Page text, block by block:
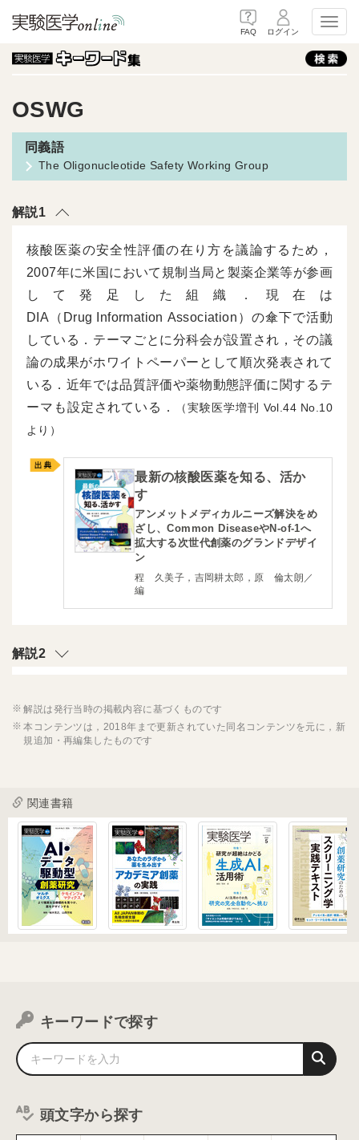
FAQ ログイン
OSWG
The Oligonucleotide Safety Working Group
解説1
核酸医薬の安全性評価の在り方を議論するため，
2007年に米国において規制当局と製薬企業等が参画
して発足した組織．現在は
DIA（Drug Information Association）の傘下で活動
している．テーマごとに分科会が設置され，その議
論の成果がホワイトペーパーとして順次発表されて
いる．近年では品質評価や薬物動態評価に関するテ
ーマも設定されている．
（実験医学増刊 44
10
より）
最新の核酸医薬を知る、活か
す
アンメットメディカルニーズ解決をめ
ざし、Common DiseaseやN-of-1へ
拡大する次世代創薬のグランドデザイ
ン
程 久美子，吉岡耕太郎，原 倫太朗／
編
解説2
解説は発行当時の掲載内容に基づくものです
本コンテンツは，2018年まで更新されていた同名コンテンツを元に，新
規追加・再編集したものです
関連書籍
キーワードで探す
頭文字から探す